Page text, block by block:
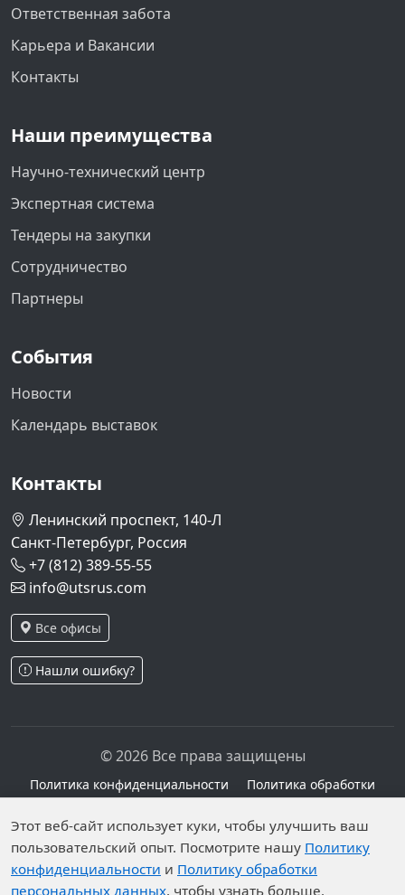
Ответственная забота
Карьера и Вакансии
Контакты
Наши преимущества
Научно-технический центр
Экспертная система
Тендеры на закупки
Сотрудничество
Партнеры
События
Новости
Календарь выставок
Контакты
Ленинский проспект, 140-Л
Санкт-Петербург, Россия
+7 (812) 389-55-55
info@utsrus.com
Все офисы
Нашли ошибку?
© 2026 Все права защищены
Политика конфиденциальности
Политика обработки
персональных данных
Персональные данные опубликованы на сайте при
наличии правовых оснований в соответствии с ч.1
ст.6 и ст.10.1 152-ФЗ. Субъектами установлены
Этот веб-сайт использует куки, чтобы улучшить ваш
пользовательский опыт. Посмотрите нашу Политику
конфиденциальности и Политику обработки
персональных данных, чтобы узнать больше.